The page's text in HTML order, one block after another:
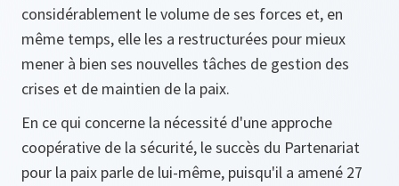
considérablement le volume de ses forces et, en
même temps, elle les a restructurées pour mieux
mener à bien ses nouvelles tâches de gestion des
crises et de maintien de la paix.
En ce qui concerne la nécessité d'une approche
coopérative de la sécurité, le succès du Partenariat
pour la paix parle de lui-même, puisqu'il a amené 27